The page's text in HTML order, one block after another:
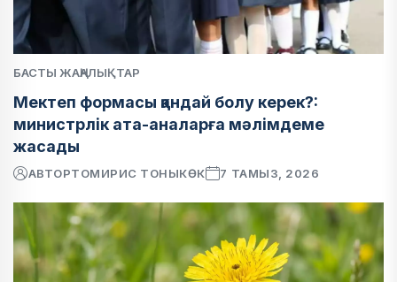
БАСТЫ ЖАҢАЛЫҚТАР
Мектеп формасы қандай болу керек?:
министрлік ата-аналарға мәлімдеме
жасады
АВТОРТОМИРИС ТОНЫКӨК 7 ТАМЫЗ, 2026